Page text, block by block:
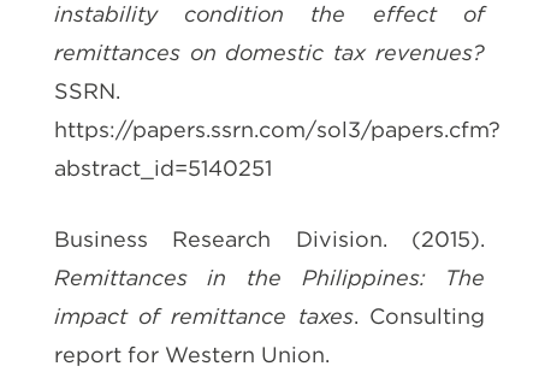
instability condition the effect of
remittances on domestic tax revenues?
SSRN.
https://papers.ssrn.com/sol3/papers.cfm?
abstract_id=5140251
Business Research Division. (2015).
Remittances in the Philippines: The
impact of remittance taxes. Consulting
report for Western Union.